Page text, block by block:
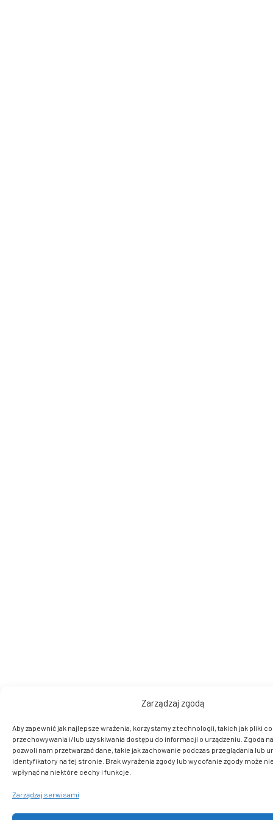
Zarządzaj zgodą
Aby zapewnić jak najlepsze wrażenia, korzystamy z technologii, takich jak pliki
przechowywania i/lub uzyskiwania dostępu do informacji o urządzeniu. Zgoda
pozwoli nam przetwarzać dane, takie jak zachowanie podczas przeglądania lub
identyfikatory na tej stronie. Brak wyrażenia zgody lub wycofanie zgody może
wpłynąć na niektóre cechy i funkcje.
Zarządzaj serwisami